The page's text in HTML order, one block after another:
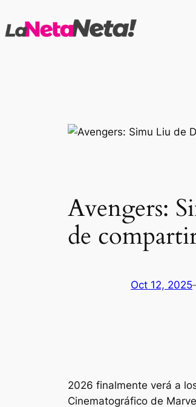
al
Avengers:
de
Oct 12, 2025
2026 finalmente verá a
Cinematográfico de